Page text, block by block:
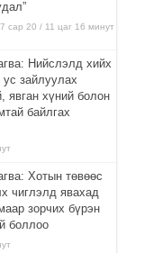
сар 20 / 11 цаг 16 минут
Нийслэлд хийх
зайлуулах
явган хүний болон
байлгах
Хотын төвөөс
чиглэлд явахад
зорчих бүрэн
боллоо